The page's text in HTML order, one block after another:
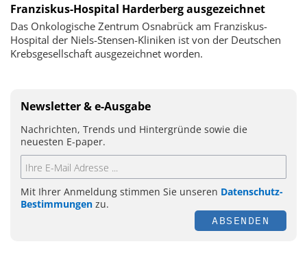
Franziskus-Hospital Harderberg ausgezeichnet
Das Onkologische Zentrum Osnabrück am Franziskus-
Hospital der Niels-Stensen-Kliniken ist von der Deutschen
Krebsgesellschaft ausgezeichnet worden.
Newsletter & e-Ausgabe
Nachrichten, Trends und Hintergründe sowie die
neuesten E-paper.
Mit Ihrer Anmeldung stimmen Sie unseren Datenschutz-
Bestimmungen zu.
ABSENDEN